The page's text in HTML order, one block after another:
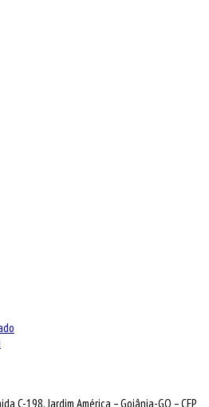
C-198, Jardim América – Goiânia-GO – CEP